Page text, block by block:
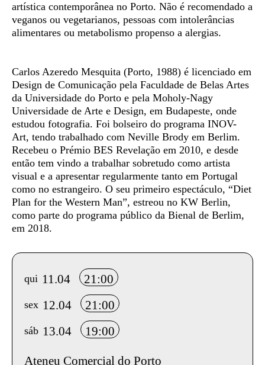
artística contemporânea no Porto. Não é recomendado a
veganos ou vegetarianos, pessoas com intolerâncias
alimentares ou metabolismo propenso a alergias.
Carlos Azeredo Mesquita (Porto, 1988) é licenciado em
Design de Comunicação pela Faculdade de Belas Artes
da Universidade do Porto e pela Moholy-Nagy
Universidade de Arte e Design, em Budapeste, onde
estudou fotografia. Foi bolseiro do programa INOV-
Art, tendo trabalhado com Neville Brody em Berlim.
Recebeu o Prémio BES Revelação em 2010, e desde
então tem vindo a trabalhar sobretudo como artista
visual e a apresentar regularmente tanto em Portugal
como no estrangeiro. O seu primeiro espectáculo, “Diet
Plan for the Western Man”, estreou no KW Berlin,
como parte do programa público da Bienal de Berlim,
em 2018.
Info sobre horário e bilhetes
qui 11.04 21:00
sex 12.04 21:00
sáb 13.04 19:00
Ateneu Comercial do Porto